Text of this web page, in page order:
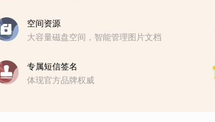
空间资源
大容量磁盘空间，智能管理图片文档
专属短信签名
体现官方品牌权威